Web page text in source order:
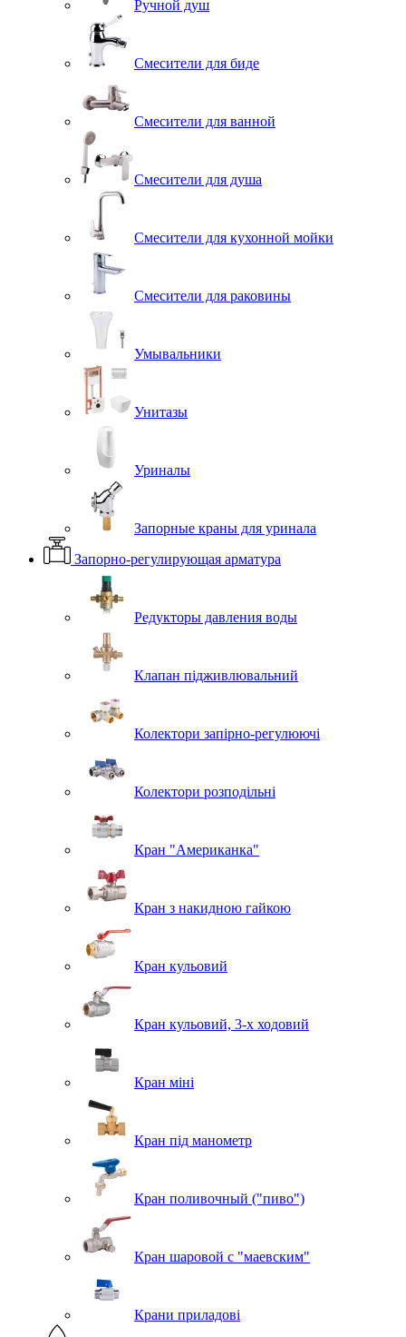
Ручной душ
Смесители для биде
Смесители для ванной
Смесители для душа
Смесители для кухонной мойки
Смесители для раковины
Умывальники
Унитазы
Уриналы
Запорные краны для уринала
Запорно-регулирующая арматура
Редукторы давления воды
Клапан підживлювальний
Колектори запірно-регулюючі
Колектори розподільні
Кран "Американка"
Кран з накидною гайкою
Кран кульовий
Кран кульовий, 3-х ходовий
Кран міні
Кран під манометр
Кран поливочный ("пиво")
Кран шаровой с "маевским"
Крани приладові